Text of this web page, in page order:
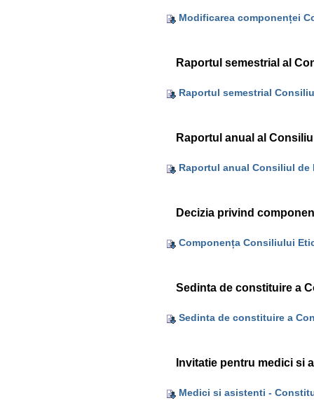
Modificarea componenței
Raportul semestrial al
Raportul semestrial
Raportul anual al
Raportul anual Consiliul de
Decizia privind
Componența Consiliului
Sedinta de constituire a
Sedinta de constituire a
Invitatie pentru medici si
Medici si asistenti -